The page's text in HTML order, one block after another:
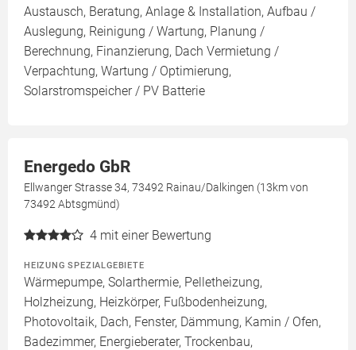
Austausch, Beratung, Anlage & Installation, Aufbau /
Auslegung, Reinigung / Wartung, Planung /
Berechnung, Finanzierung, Dach Vermietung /
Verpachtung, Wartung / Optimierung,
Solarstromspeicher / PV Batterie
Energedo GbR
Ellwanger Strasse 34, 73492 Rainau/Dalkingen (13km von
73492 Abtsgmünd)
4 mit einer Bewertung
HEIZUNG SPEZIALGEBIETE
Wärmepumpe, Solarthermie, Pelletheizung,
Holzheizung, Heizkörper, Fußbodenheizung,
Photovoltaik, Dach, Fenster, Dämmung, Kamin / Ofen,
Badezimmer, Energieberater, Trockenbau,